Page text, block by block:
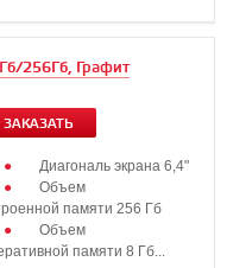
256Гб, Графит
ЗАКАЗАТЬ
Диагональ экрана 6,4"
Объем
памяти 256 Гб
Объем
памяти 8 Гб...